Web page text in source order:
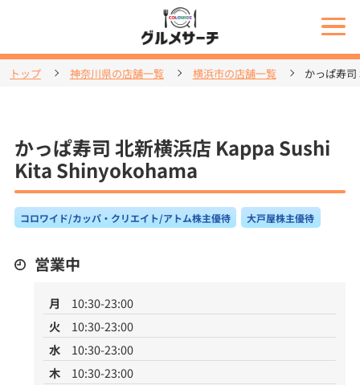
トップ 神奈川県の店舗一覧 横浜市の店舗一覧 かっぱ寿
かっぱ寿司 北新横浜店 Kappa Sushi
Kita Shinyokohama
コロワイド/カッパ・クリエイト/アトム株主優待 大戸屋株主優待
営業中
月
10:30-23:00
火
10:30-23:00
水
10:30-23:00
木
10:30-23:00